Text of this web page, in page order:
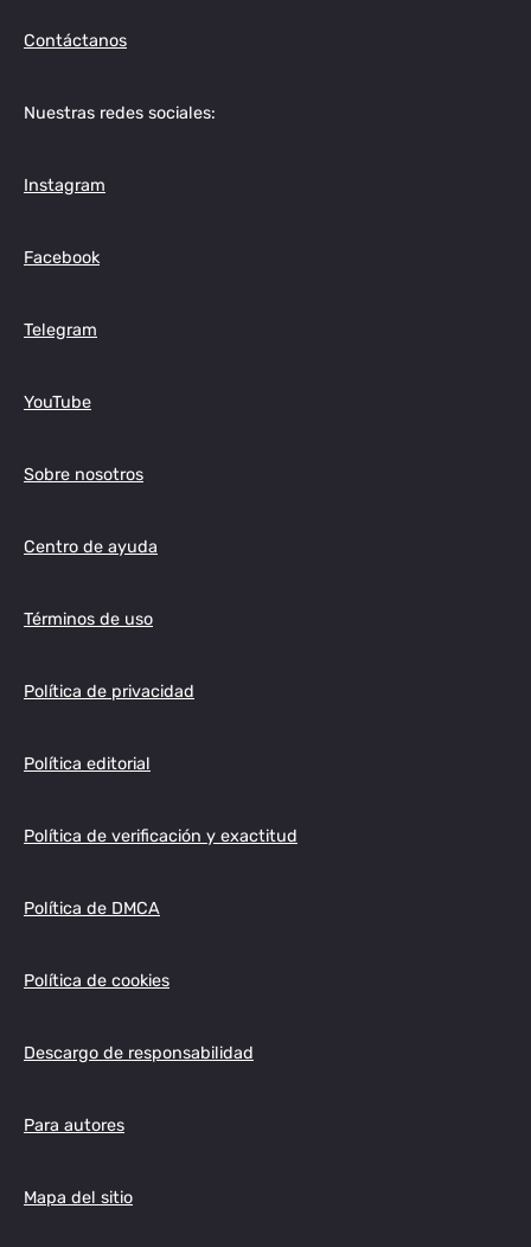
Contáctanos
Nuestras redes sociales:
Instagram
Facebook
Telegram
YouTube
Sobre nosotros
Centro de ayuda
Términos de uso
Política de privacidad
Política editorial
Política de verificación y exactitud
Política de DMCA
Política de cookies
Descargo de responsabilidad
Para autores
Mapa del sitio